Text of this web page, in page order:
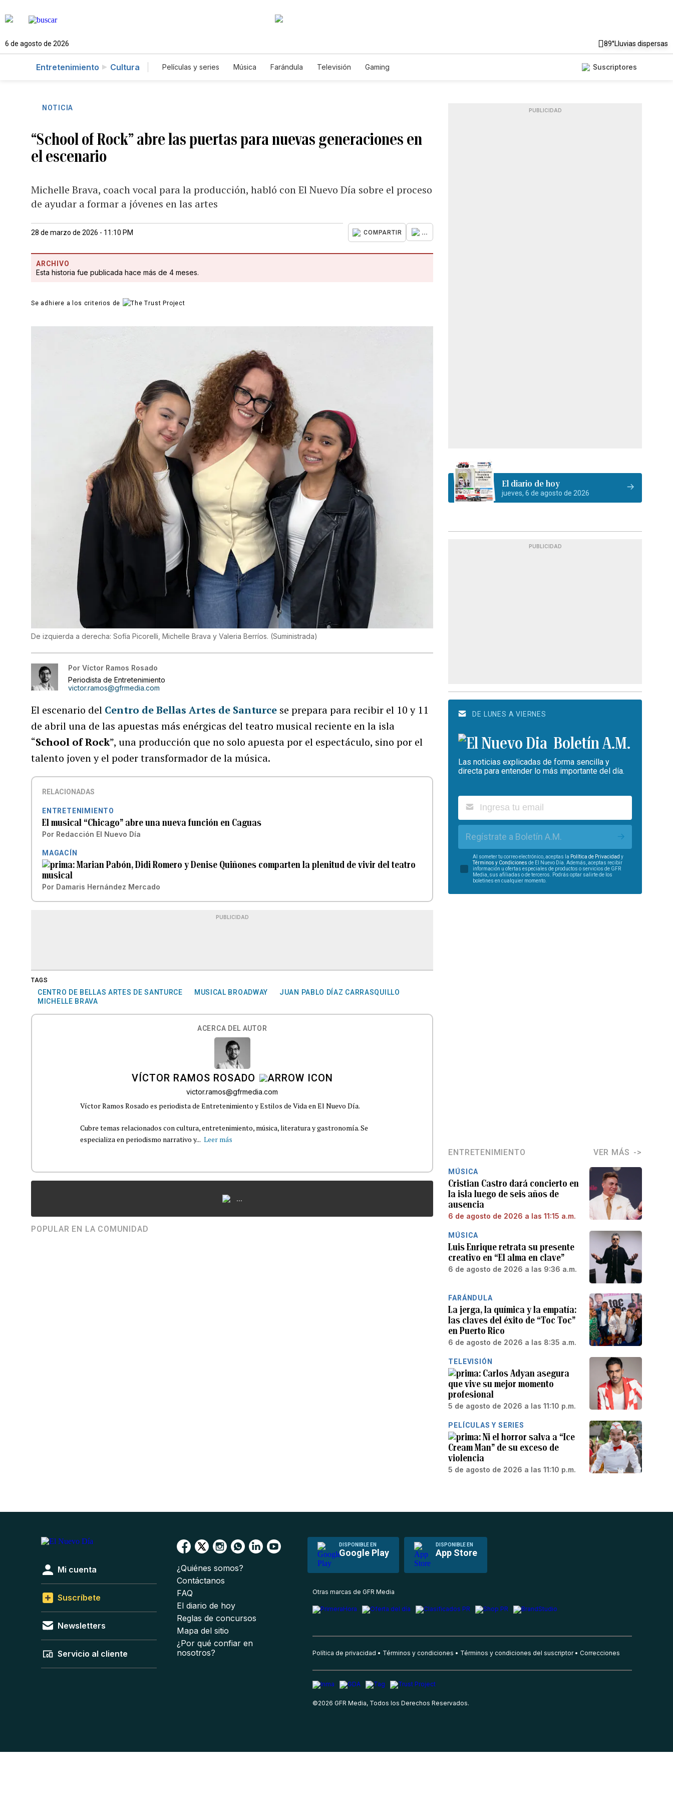
6 de agosto de 2026 89°Lluvias dispersas
Entretenimiento Cultura Películas y series Música Farándula Televisión Gaming Suscriptores
NOTICIA
“School of Rock” abre las puertas para nuevas generaciones en
el escenario
Michelle Brava, coach vocal para la producción, habló con El Nuevo Día sobre el proceso
de ayudar a formar a jóvenes en las artes
28 de marzo de 2026 - 11:10 PM COMPARTIR ...
ARCHIVO
Esta historia fue publicada hace más de 4 meses.
Se adhiere a los criterios de
De izquierda a derecha: Sofía Picorelli, Michelle Brava y Valeria Berríos. (Suministrada)
Por Víctor Ramos Rosado
Periodista de Entretenimiento
victor.ramos@gfrmedia.com
El escenario del Centro de Bellas Artes de Santurce se prepara para recibir el 10 y 11
de abril una de las apuestas más enérgicas del teatro musical reciente en la isla
“School of Rock”, una producción que no solo apuesta por el espectáculo, sino por el
talento joven y el poder transformador de la música.
RELACIONADAS
ENTRETENIMIENTO
El musical “Chicago” abre una nueva función en Caguas
Por Redacción El Nuevo Día
MAGACÍN
Marian Pabón, Didi Romero y Denise Quiñones comparten la plenitud de vivir del teatro
musical
Por Damaris Hernández Mercado
PUBLICIDAD
TAGS
CENTRO DE BELLAS ARTES DE SANTURCE MUSICAL BROADWAY
JUAN PABLO DÍAZ CARRASQUILLO
MICHELLE BRAVA
ACERCA DEL AUTOR
VÍCTOR RAMOS ROSADO
victor.ramos@gfrmedia.com
Víctor Ramos Rosado es periodista de Entretenimiento y Estilos de Vida en El Nuevo Día.
Cubre temas relacionados con cultura, entretenimiento, música, literatura y gastronomía. Se
especializa en periodismo narrativo y... Leer más
...
POPULAR EN LA COMUNIDAD
PUBLICIDAD
El diario de hoy
jueves, 6 de agosto de 2026
PUBLICIDAD
DE LUNES A VIERNES
Boletín A.M.
Las noticias explicadas de forma sencilla y
directa para entender lo más importante del día.
Regístrate a Boletín A.M.
Al someter tu correo electrónico, aceptas la Política de Privacidad y
Términos y Condiciones de El Nuevo Día. Además, aceptas recibir
información u ofertas especiales de productos o servicios de GFR
Media, sus afiliadas o de terceros. Podrás optar salirte de los
boletines en cualquier momento.
ENTRETENIMIENTO VER MÁS
MÚSICA
Cristian Castro dará concierto en
la isla luego de seis años de
ausencia
6 de agosto de 2026 a las 11:15 a.m.
MÚSICA
Luis Enrique retrata su presente
creativo en “El alma en clave”
6 de agosto de 2026 a las 9:36 a.m.
FARÁNDULA
La jerga, la química y la empatía:
las claves del éxito de “Toc Toc”
en Puerto Rico
6 de agosto de 2026 a las 8:35 a.m.
TELEVISIÓN
Carlos Adyan asegura
que vive su mejor momento
profesional
5 de agosto de 2026 a las 11:10 p.m.
PELÍCULAS Y SERIES
Ni el horror salva a “Ice
Cream Man” de su exceso de
violencia
5 de agosto de 2026 a las 11:10 p.m.
DISPONIBLE EN
Google Play
DISPONIBLE EN
App Store
Mi cuenta
Suscríbete
Newsletters
Servicio al cliente
¿Quiénes somos?
Contáctanos
FAQ
El diario de hoy
Reglas de concursos
Mapa del sitio
¿Por qué confiar en
nosotros?
Otras marcas de GFR Media
Política de privacidad Términos y condiciones Términos y condiciones del suscriptor Correcciones
©2026 GFR Media, Todos los Derechos Reservados.